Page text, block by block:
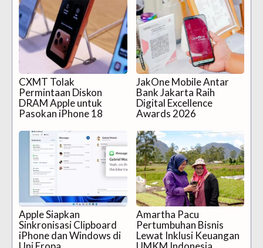
CXMT Tolak
Permintaan Diskon
DRAM Apple untuk
Pasokan iPhone 18
JakOne Mobile Antar
Bank Jakarta Raih
Digital Excellence
Awards 2026
Apple Siapkan
Sinkronisasi Clipboard
iPhone dan Windows di
Amartha Pacu
Pertumbuhan Bisnis
Lewat Inklusi Keuangan